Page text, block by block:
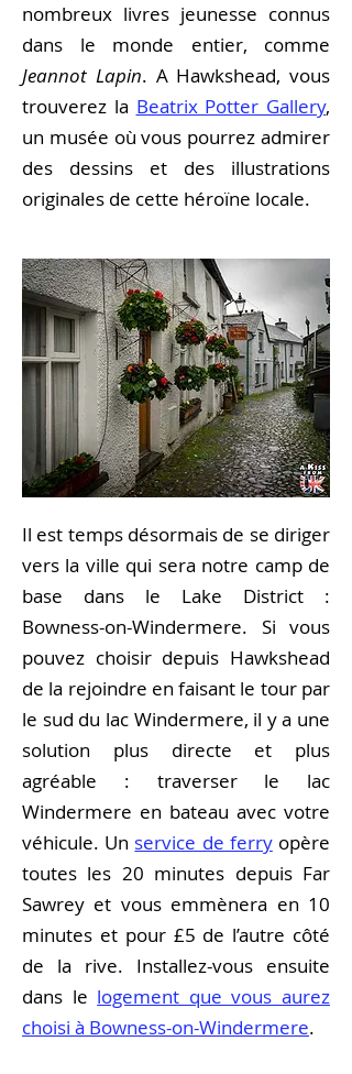
nombreux livres jeunesse connus
dans le monde entier, comme
Jeannot Lapin. A Hawkshead, vous
trouverez la Beatrix Potter Gallery,
un musée où vous pourrez admirer
des dessins et des illustrations
originales de cette héroïne locale.
Il est temps désormais de se diriger
vers la ville qui sera notre camp de
base dans le Lake District :
Bowness-on-Windermere. Si vous
pouvez choisir depuis Hawkshead
de la rejoindre en faisant le tour par
le sud du lac Windermere, il y a une
solution plus directe et plus
agréable : traverser le lac
Windermere en bateau avec votre
véhicule. Un service de ferryopère
toutes les 20 minutes depuis Far
Sawrey et vous emmènera en 10
minutes et pour £5 de l’autre côté
de la rive. Installez-vous ensuite
dans le logement que vous aurez
choisi à Bowness-on-Windermere.